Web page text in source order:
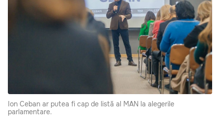
Ion Ceban ar putea fi cap de listă al MAN la alegerile
parlamentare.